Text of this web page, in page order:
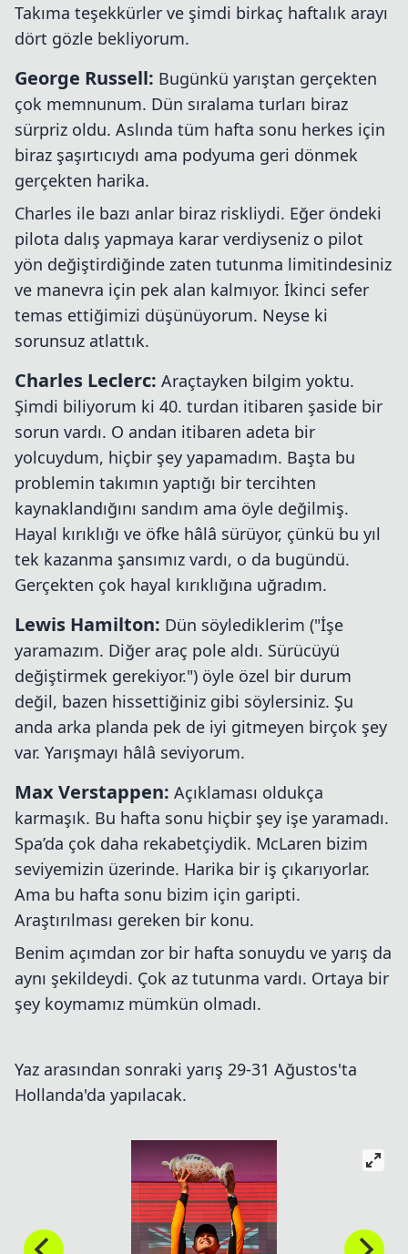
Takıma teşekkürler ve şimdi birkaç haftalık arayı
dört gözle bekliyorum.
George Russell: Bugünkü yarıştan gerçekten
çok memnunum. Dün sıralama turları biraz
sürpriz oldu. Aslında tüm hafta sonu herkes için
biraz şaşırtıcıydı ama podyuma geri dönmek
gerçekten harika.
Charles ile bazı anlar biraz riskliydi. Eğer öndeki
pilota dalış yapmaya karar verdiyseniz o pilot
yön değiştirdiğinde zaten tutunma limitindesiniz
ve manevra için pek alan kalmıyor. İkinci sefer
temas ettiğimizi düşünüyorum. Neyse ki
sorunsuz atlattık.
Charles Leclerc: Araçtayken bilgim yoktu.
Şimdi biliyorum ki 40. turdan itibaren şaside bir
sorun vardı. O andan itibaren adeta bir
yolcuydum, hiçbir şey yapamadım. Başta bu
problemin takımın yaptığı bir tercihten
kaynaklandığını sandım ama öyle değilmiş.
Hayal kırıklığı ve öfke hâlâ sürüyor, çünkü bu yıl
tek kazanma şansımız vardı, o da bugündü.
Gerçekten çok hayal kırıklığına uğradım.
Lewis Hamilton: Dün söylediklerim ("İşe
yaramazım. Diğer araç pole aldı. Sürücüyü
değiştirmek gerekiyor.") öyle özel bir durum
değil, bazen hissettiğiniz gibi söylersiniz. Şu
anda arka planda pek de iyi gitmeyen birçok şey
var. Yarışmayı hâlâ seviyorum.
Max Verstappen: Açıklaması oldukça
karmaşık. Bu hafta sonu hiçbir şey işe yaramadı.
Spa’da çok daha rekabetçiydik. McLaren bizim
seviyemizin üzerinde. Harika bir iş çıkarıyorlar.
Ama bu hafta sonu bizim için garipti.
Araştırılması gereken bir konu.
Benim açımdan zor bir hafta sonuydu ve yarış da
aynı şekildeydi. Çok az tutunma vardı. Ortaya bir
şey koymamız mümkün olmadı.
Yaz arasından sonraki yarış 29-31 Ağustos'ta
Hollanda'da yapılacak.